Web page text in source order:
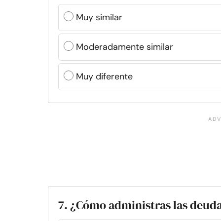
Muy similar
Moderadamente similar
Muy diferente
7. ¿Cómo administras las